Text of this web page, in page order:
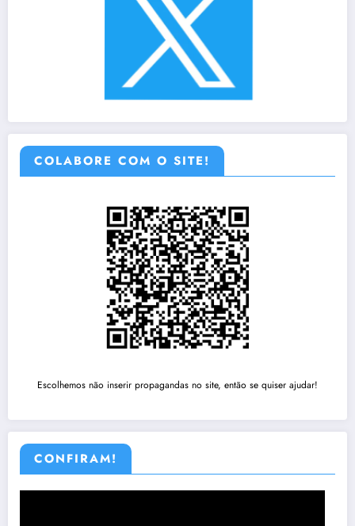
COLABORE COM O SITE!
Escolhemos não inserir propagandas no site, então se quiser ajudar!
CONFIRAM!